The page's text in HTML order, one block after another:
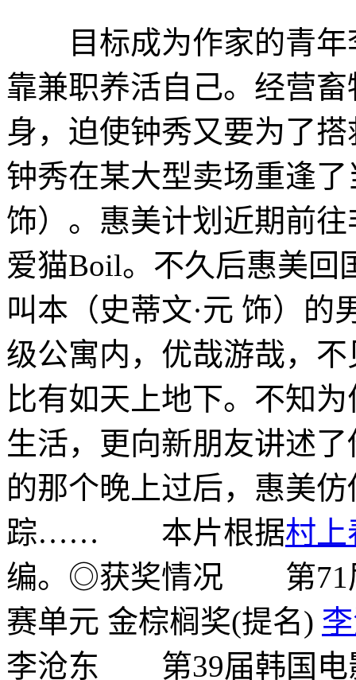
目标成为作家的青年
靠兼职养活自己。经营
身，迫使钟秀又要为了
钟秀在某大型卖场重逢
饰）。惠美计划近期前
爱猫Boil。不久后惠美回
叫本（史蒂文·元 饰）的
级公寓内，优哉游哉，
比有如天上地下。不知
生活，更向新朋友讲述
的那个晚上过后，惠美
踪…… 本片根据村上
编。◎获奖情况 第71
赛单元 金棕榈奖(提名)
李沧东 第39届韩国